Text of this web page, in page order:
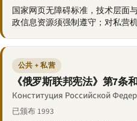
国家网页无障碍标准，技术层面
政信息资源须强制遵守；对私营
公共 + 私营
《俄罗斯联邦宪法》第7条
Конституция Российской
已颁布 1993